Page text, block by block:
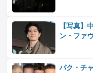
【写真】
ン・ファ
パク・チ